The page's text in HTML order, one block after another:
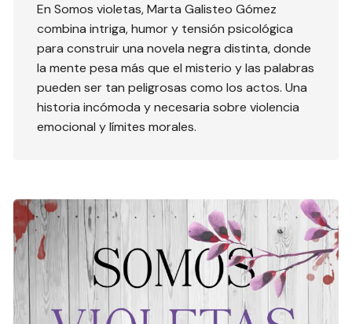
En Somos violetas, Marta Galisteo Gómez
combina intriga, humor y tensión psicológica
para construir una novela negra distinta, donde
la mente pesa más que el misterio y las palabras
pueden ser tan peligrosas como los actos. Una
historia incómoda y necesaria sobre violencia
emocional y límites morales.